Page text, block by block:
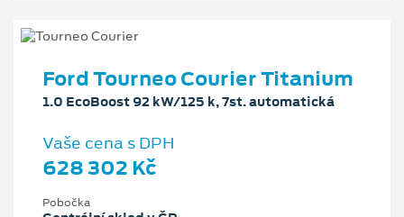
Ford Tourneo Courier Titanium
1.0 EcoBoost 92 kW/125 k, 7st. automatická
Vaše cena s DPH
628 302 Kč
Pobočka